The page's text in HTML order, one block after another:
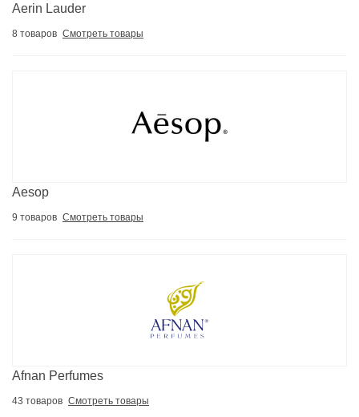
Aerin Lauder
8 товаров Смотреть товары
Aesop
9 товаров Смотреть товары
Afnan Perfumes
43 товаров Смотреть товары